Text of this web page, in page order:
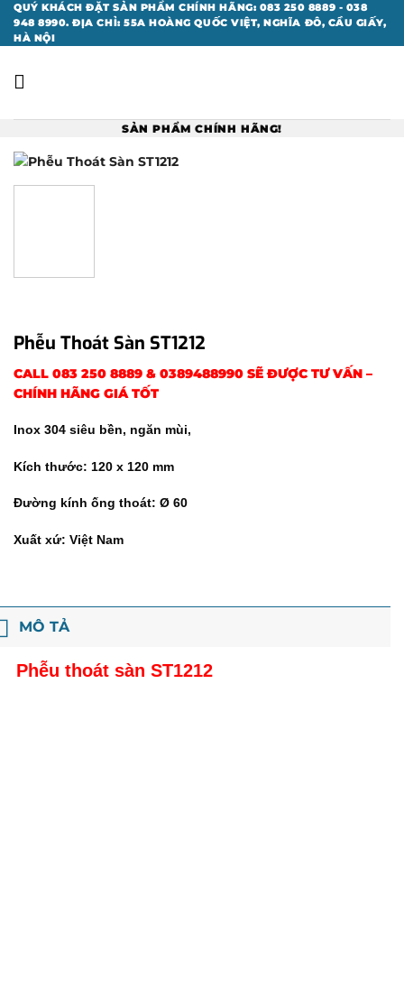
Bỏ
qua
nội
QUÝ KHÁCH ĐẶT SẢN PHẨM CHÍNH HÃNG: 083 250 8889 - 038
948 8990. ĐỊA CHỈ: 55A HOÀNG QUỐC VIỆT, NGHĨA ĐÔ, CẦU GIẤY,
HÀ NỘI
SẢN PHẨM CHÍNH HÃNG!
Phễu Thoát Sàn ST1212
CALL 083 250 8889 & 0389488990 SẼ ĐƯỢC TƯ VẤN –
CHÍNH HÃNG GIÁ TỐT
Inox 304 siêu bền, ngăn mùi,
Kích thước: 120 x 120 mm
Đường kính ống thoát: Ø 60
Xuất xứ: Việt Nam
MÔ TẢ
Phễu thoát sàn ST1212